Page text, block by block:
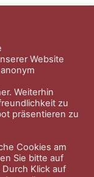
Natura Vitalis
-
seit 1986 -
30 Jahren.
Website
Weiterhin
zu
präsentieren zu
Cookies am
Sie bitte auf
Durch Klick auf